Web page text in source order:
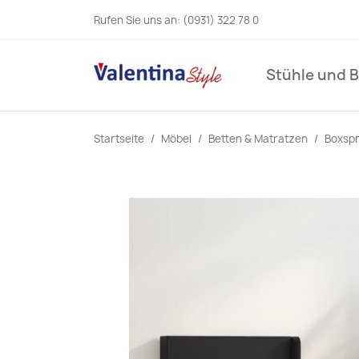
Rufen Sie uns an: (0931) 322 78 0
Stühle und
Startseite Möbel Betten & Matratzen